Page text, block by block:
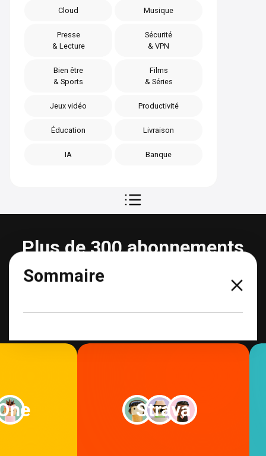
Cloud Musique
Presse
& Lecture
Sécurité
& VPN
Bien être
& Sports
Films
& Séries
Jeux vidéo Productivité
Éducation Livraison
IA Banque
Sommaire
Plus de 300 abonnements
partageables
Strava